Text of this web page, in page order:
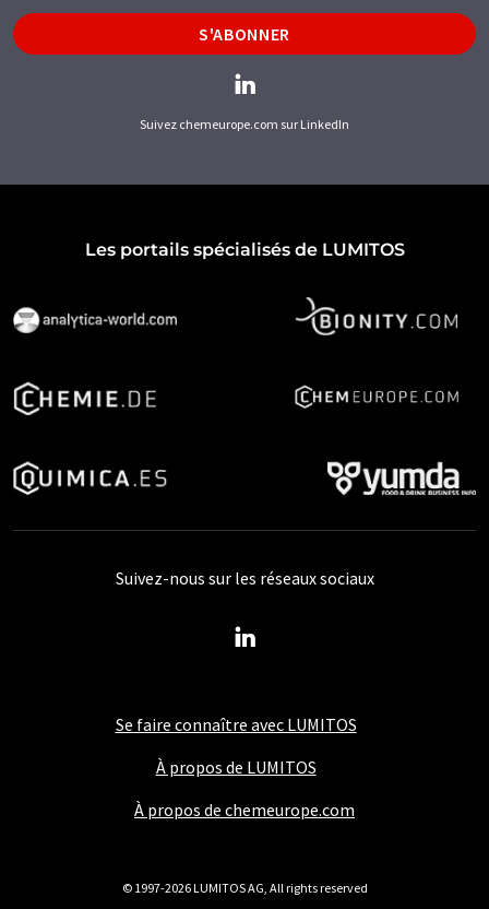
S'ABONNER
Suivez chemeurope.com sur LinkedIn
Les portails spécialisés de LUMITOS
Se faire connaître avec LUMITOS
À propos de LUMITOS
À propos de chemeurope.com
Suivez-nous sur les réseaux sociaux
© 1997-2026 LUMITOS AG, All rights reserved